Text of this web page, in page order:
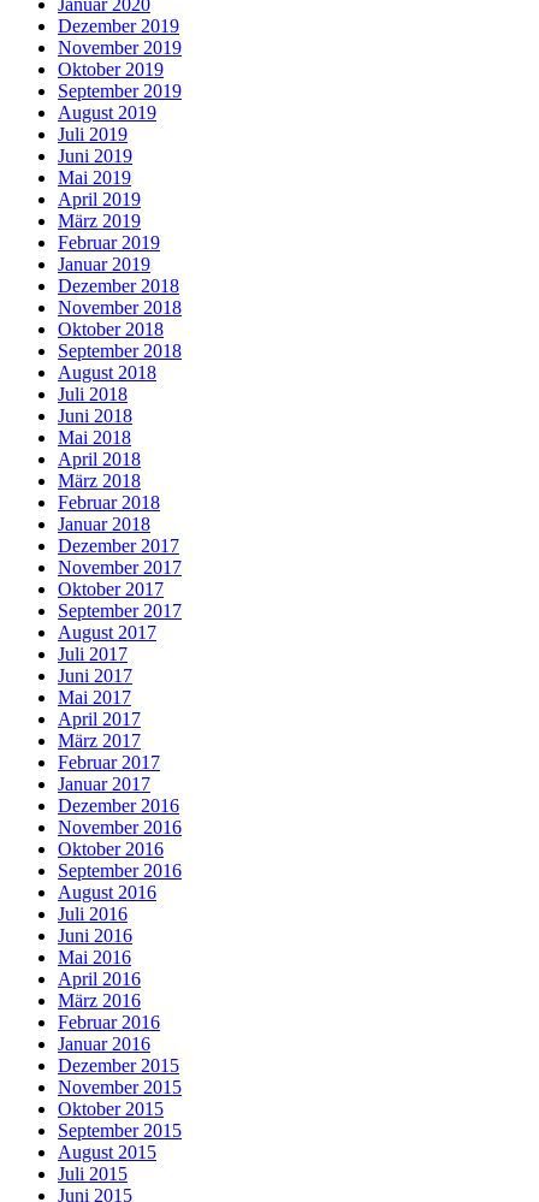
Januar 2020
Dezember 2019
November 2019
Oktober 2019
September 2019
August 2019
Juli 2019
Juni 2019
Mai 2019
April 2019
März 2019
Februar 2019
Januar 2019
Dezember 2018
November 2018
Oktober 2018
September 2018
August 2018
Juli 2018
Juni 2018
Mai 2018
April 2018
März 2018
Februar 2018
Januar 2018
Dezember 2017
November 2017
Oktober 2017
September 2017
August 2017
Juli 2017
Juni 2017
Mai 2017
April 2017
März 2017
Februar 2017
Januar 2017
Dezember 2016
November 2016
Oktober 2016
September 2016
August 2016
Juli 2016
Juni 2016
Mai 2016
April 2016
März 2016
Februar 2016
Januar 2016
Dezember 2015
November 2015
Oktober 2015
September 2015
August 2015
Juli 2015
Juni 2015